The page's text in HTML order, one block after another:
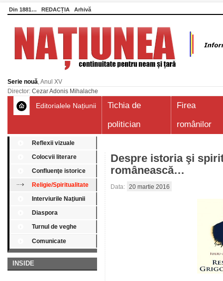
Din 1881… REDACȚIA Arhivă
Serie nouă, Anul XV
Director: Cezar Adonis Mihalache
Editorialele Națiunii
Tichia de
politician
Firea
românilor
Reflexii vizuale
Colocvii literare
Confluenţe istorice
Religie/Spiritualitate
Interviurile Naţiunii
Diaspora
Turnul de veghe
Comunicate
INSIDE
Despre istoria şi
românească…
Data: 20 martie 2016